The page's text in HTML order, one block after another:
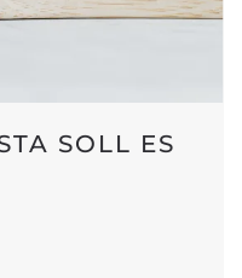
SOLL ES